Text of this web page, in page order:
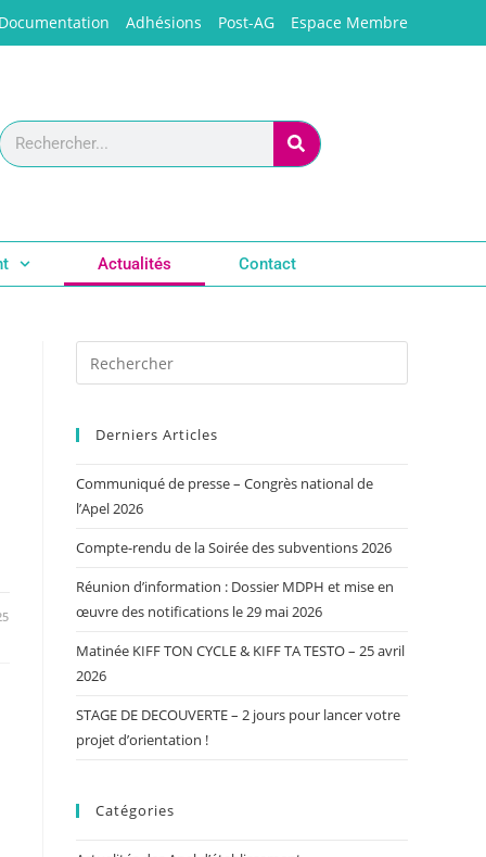
Adhésions Post-AG Espace Membre
Actualités Contact
Derniers Articles
Communiqué de presse – Congrès national de
l’Apel 2026
Compte-rendu de la Soirée des subventions 2026
Réunion d’information : Dossier MDPH et mise en
œuvre des notifications le 29 mai 2026
Matinée KIFF TON CYCLE & KIFF TA TESTO – 25 avril
2026
STAGE DE DECOUVERTE – 2 jours pour lancer votre
projet d’orientation !
Catégories